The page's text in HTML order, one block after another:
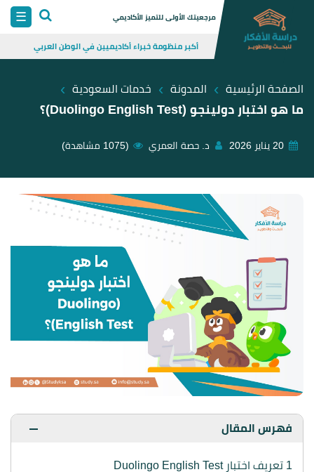
Skip
☰ مرجعيتك الأولى للتميز الأكاديمي
أكبر منظومة خبراء أكاديميين في الوطن العربي
الصفحة الرئيسية › المدونة › خدمات السعودية ›
ما هو اختبار دولينجو (Duolingo English Test)؟
20 يناير 2026 د. حصة العمري (1075 مشاهدة)
فهرس المقال
1 تعريف اختبار Duolingo English Test